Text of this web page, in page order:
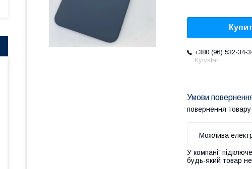
+380 (96) 532-34-
Kyivstar
повернення
У компанії
будь-який товар